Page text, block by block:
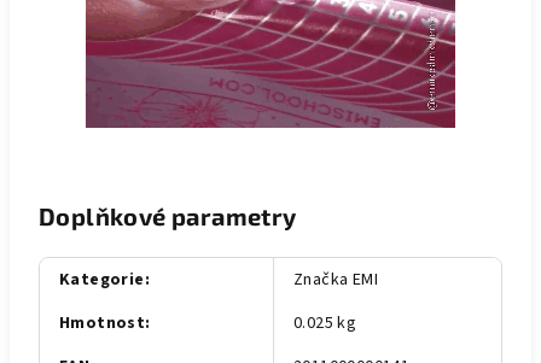
Doplňkové parametry
Kategorie:
Značka EMI
Hmotnost:
0.025 kg